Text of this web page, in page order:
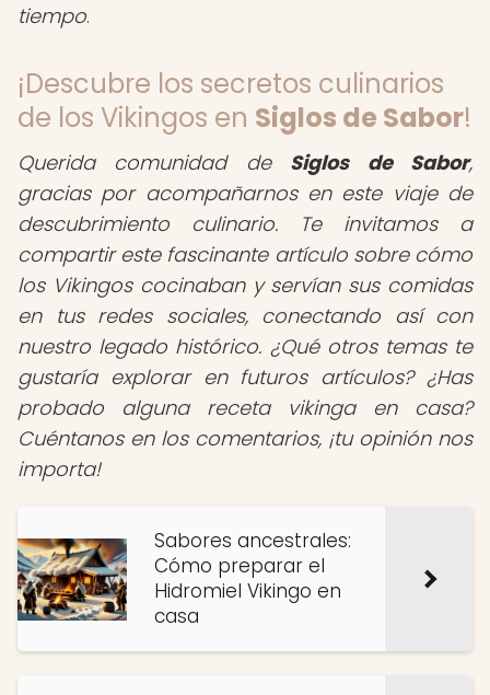
tiempo.
¡Descubre los secretos culinarios
de los Vikingos en Siglos de Sabor!
Querida comunidad de Siglos de Sabor,
gracias por acompañarnos en este viaje de
descubrimiento culinario. Te invitamos a
compartir este fascinante artículo sobre cómo
los Vikingos cocinaban y servían sus comidas
en tus redes sociales, conectando así con
nuestro legado histórico. ¿Qué otros temas te
gustaría explorar en futuros artículos? ¿Has
probado alguna receta vikinga en casa?
Cuéntanos en los comentarios, ¡tu opinión nos
importa!
Sabores ancestrales:
Cómo preparar el
Hidromiel Vikingo en
casa